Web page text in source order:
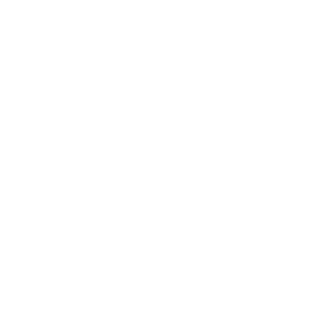
урбаниста:
Высшей
за прошедшие годы
деятельности до
студентов и
данный
нашей работы и
он. — За